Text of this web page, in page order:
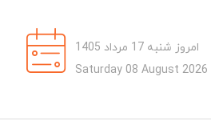
امروز شنبه 17 مرداد 1405
Saturday 08 August 2026